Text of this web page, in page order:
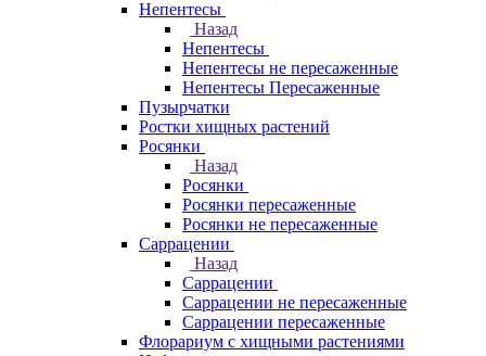
Непентесы
Назад
Непентесы
Непентесы не пересаженные
Непентесы Пересаженные
Пузырчатки
Ростки хищных растений
Росянки
Назад
Росянки
Росянки пересаженные
Росянки не пересаженные
Саррацении
Назад
Саррацении
Саррацении не пересаженные
Саррацении пересаженные
Флорариум с хищными растениями